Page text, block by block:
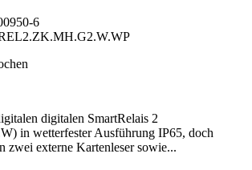
6
digitalen SmartRelais 2
in wetterfester Ausführung IP65, doch
zwei externe Kartenleser sowie...